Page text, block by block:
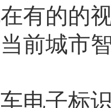
有的的
前城市
子标识